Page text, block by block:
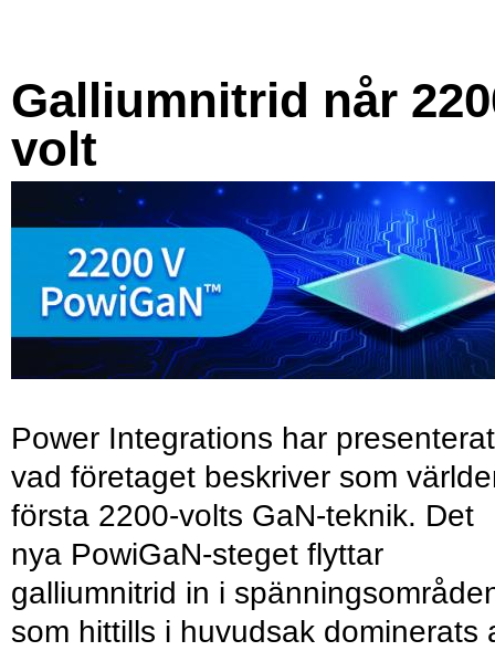
Galliumnitrid når
volt
Power Integrations har presenterat
vad företaget beskriver som
första 2200-volts GaN-teknik. Det
nya PowiGaN-steget flyttar
galliumnitrid in i
som hittills i huvudsak dominerats